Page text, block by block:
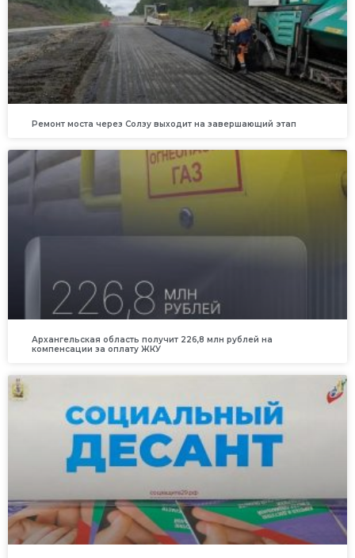
Ремонт моста через Солзу выходит на завершающий этап
Архангельская область получит 226,8 млн рублей на
компенсации за оплату ЖКУ